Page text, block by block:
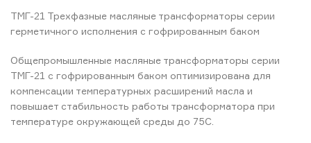
ТМГ-21 Трехфазные масляные трансформаторы серии
герметичного исполнения с гофрированным баком
Общепромышленные масляные трансформаторы серии
ТМГ-21 с гофрированным баком оптимизирована для
компенсации температурных расширений масла и
повышает стабильность работы трансформатора при
температуре окружающей среды до 75C.